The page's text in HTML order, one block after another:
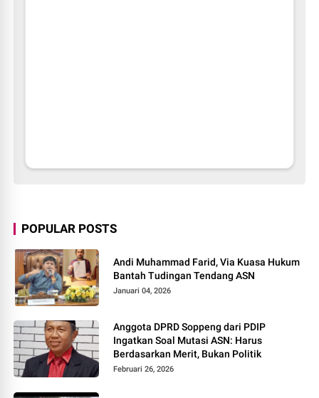
POPULAR POSTS
Andi Muhammad Farid, Via Kuasa Hukum
Bantah Tudingan Tendang ASN
Januari 04, 2026
Anggota DPRD Soppeng dari PDIP
Ingatkan Soal Mutasi ASN: Harus
Berdasarkan Merit, Bukan Politik
Februari 26, 2026